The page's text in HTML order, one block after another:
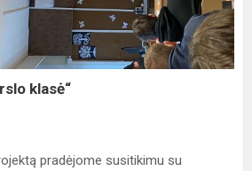
klasė“
pradėjome susitikimu su